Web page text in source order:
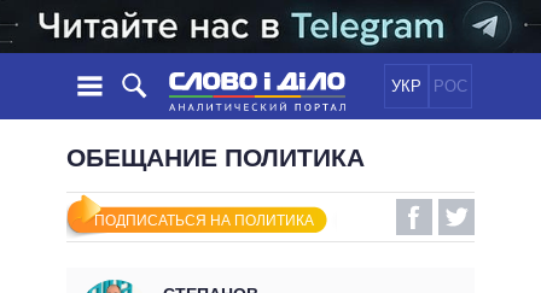
УКР РОС
НОВОСТИ
ЛЕНТА
СОБЫТИЯ
СТАТЬИ
ПОЛИТИКА
ЭКОНОМИКА
ОБЕЩАНИЯ
ОБЕЩАНИЕ ПОЛИТИКА
ПОДПИСАТЬСЯ НА ПОЛИТИКА